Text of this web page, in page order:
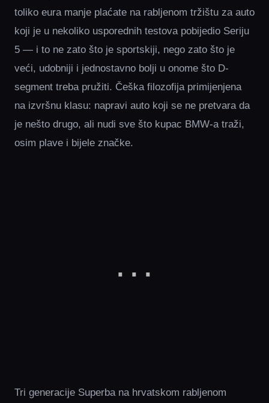
toliko eura manje plaćate na rabljenom tržištu za auto
koji je u nekoliko usporednih testova pobijedio Seriju
5 — i to ne zato što je sportskiji, nego zato što je
veći, udobniji i jednostavno bolji u onome što D-
segment treba pružiti. Češka filozofija primijenjena
na izvršnu klasu: napravi auto koji se ne pretvara da
je nešto drugo, ali nudi sve što kupac BMW-a traži,
osim plave i bijele značke.
Tri generacije Superba na hrvatskom rabljenom